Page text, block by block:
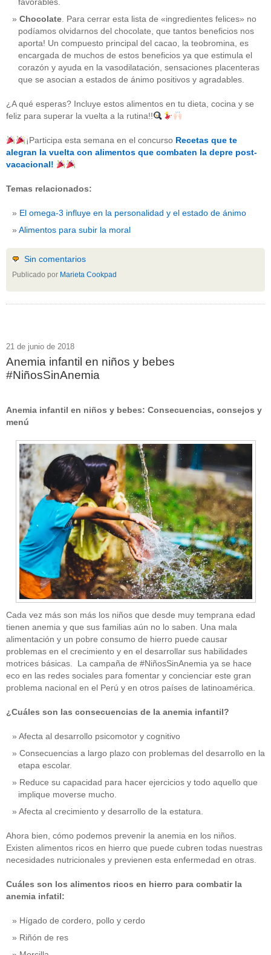
CATEGORÍAS
acido-folico (4)
alergias(3)
alimentos(22)
alimentos-perjudiaciales (17)
antioxidantes (6)
beneficios-salud(53)
calcio
corazon(1)
dietas(10)
embarazo
nutricion(3)
obesidad(12)
Sin categoría(438)
vitaminas(10)
RSS - Entradas
ADMINISTRAR
favorables.
Chocolate. Para cerrar esta lista de «ingredientes felices» no
podíamos olvidarnos del chocolate, que tantos beneficios nos
aporta! Un compuesto principal del cacao, la teobromina, es
encargada de muchos de estos beneficios ya que estimula el
corazón y ayuda en la vasodilatación, sensaciones placenteras
que se asocian a estados de ánimo positivos y agradables.
¿A qué esperas? Incluye estos alimentos en tu dieta, cocina y se
feliz para superar la vuelta a la rutina!!
¡Participa esta semana en el concurso Recetas que te
alegran la vuelta con alimentos que combaten la depre post-
vacacional!
Temas relacionados:
El omega-3 influye en la personalidad y el estado de ánimo
Alimentos para subir la moral
Sin comentarios
Publicado por Marieta Cookpad
21 de junio de 2018
Anemia infantil en niños y bebes
#NiñosSinAnemia
Anemia infantil en niños y bebes: Consecuencias, consejos y
menú
Cada vez más son más los niños que desde muy temprana edad
tienen anemia y que sus familias aún no lo saben. Una mala
alimentación y un pobre consumo de hierro puede causar
problemas en el crecimiento y en el desarrollar sus habilidades
motrices básicas. La campaña de #NiñosSinAnemia ya se hace
eco en las redes sociales para fomentar y concienciar este gran
problema nacional en el Perú y en otros países de latinoamérica.
¿Cuáles son las consecuencias de la anemia infantil?
Afecta al desarrollo psicomotor y cognitivo
Consecuencias a largo plazo con problemas del desarrollo en la
etapa escolar.
Reduce su capacidad para hacer ejercicios y todo aquello que
implique moverse mucho.
Afecta al crecimiento y desarrollo de la estatura.
Ahora bien, cómo podemos prevenir la anemia en los niños.
Existen alimentos ricos en hierro que puede cubren todas nuestras
necesidades nutricionales y previenen esta enfermedad en otras.
Cuáles son los alimentos ricos en hierro para combatir la
anemia infatil:
Hígado de cordero, pollo y cerdo
Riñón de res